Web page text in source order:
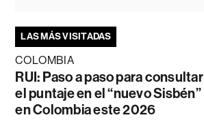
LAS MÁS VISITADAS
COLOMBIA
RUI: Paso a paso para consultar
el puntaje en el “nuevo Sisbén”
en Colombia este 2026